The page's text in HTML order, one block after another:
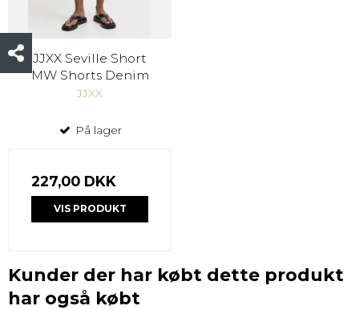
JJXX Seville Short
MW Shorts Denim
JJXX
På lager
227,00 DKK
VIS PRODUKT
Kunder der har købt dette produkt
har også købt